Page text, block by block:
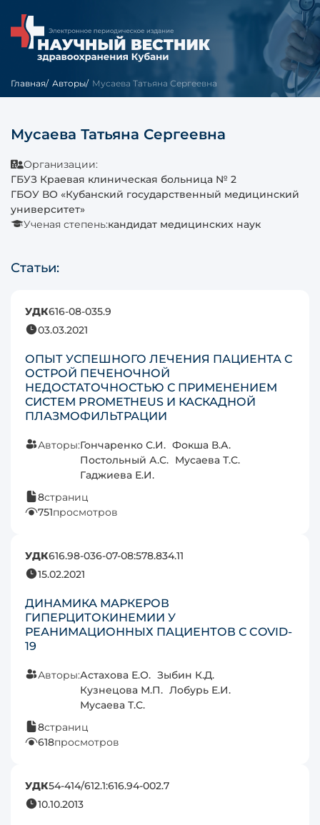
Главная Авторы Мусаева Татьяна Сергеевна
Мусаева Татьяна Сергеевна
Организации:
ГБУЗ Краевая клиническая больница № 2
ГБОУ ВО «Кубанский государственный медицинский
университет»
Ученая степень:кандидат медицинских наук
Статьи:
УДК616-08-035.9
03.03.2021
ОПЫТ УСПЕШНОГО ЛЕЧЕНИЯ ПАЦИЕНТА С
ОСТРОЙ ПЕЧЕНОЧНОЙ
НЕДОСТАТОЧНОСТЬЮ С ПРИМЕНЕНИЕМ
СИСТЕМ PROMETHEUS И КАСКАДНОЙ
ПЛАЗМОФИЛЬТРАЦИИ
Авторы:Гончаренко С.И. Фокша В.А.
Постольный А.С. Мусаева Т.С.
Гаджиева Е.И.
8страниц
751просмотров
УДК616.98-036-07-08:578.834.11
15.02.2021
ДИНАМИКА МАРКЕРОВ
ГИПЕРЦИТОКИНЕМИИ У
РЕАНИМАЦИОННЫХ ПАЦИЕНТОВ С COVID-
19
Авторы:Астахова Е.О. Зыбин К.Д.
Кузнецова М.П. Лобурь Е.И.
Мусаева Т.С.
8страниц
618просмотров
УДК54-414/612.1:616.94-002.7
10.10.2013